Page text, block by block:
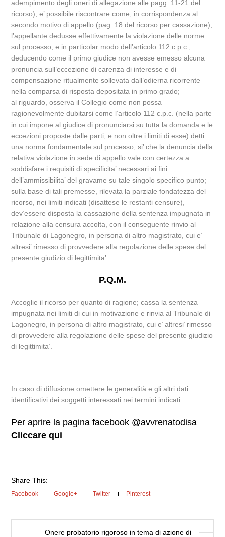
adempimento degli oneri di allegazione alle pagg. 11-21 del
ricorso), e’ possibile riscontrare come, in corrispondenza al
secondo motivo di appello (pag. 18 del ricorso per cassazione),
l’appellante dedusse effettivamente la violazione delle norme
sul processo, e in particolar modo dell’articolo 112 c.p.c.,
deducendo come il primo giudice non avesse emesso alcuna
pronuncia sull’eccezione di carenza di interesse e di
compensazione ritualmente sollevata dall’odierna ricorrente
nella comparsa di risposta depositata in primo grado;
al riguardo, osserva il Collegio come non possa
ragionevolmente dubitarsi come l’articolo 112 c.p.c. (nella parte
in cui impone al giudice di pronunciarsi su tutta la domanda e le
eccezioni proposte dalle parti, e non oltre i limiti di esse) detti
una norma fondamentale sul processo, si’ che la denuncia della
relativa violazione in sede di appello vale con certezza a
soddisfare i requisiti di specificita’ necessari ai fini
dell’ammissibilita’ del gravame su tale singolo specifico punto;
sulla base di tali premesse, rilevata la parziale fondatezza del
ricorso, nei limiti indicati (disattese le restanti censure),
dev’essere disposta la cassazione della sentenza impugnata in
relazione alla censura accolta, con il conseguente rinvio al
Tribunale di Lagonegro, in persona di altro magistrato, cui e’
altresi’ rimesso di provvedere alla regolazione delle spese del
presente giudizio di legittimita’.
P.Q.M.
Accoglie il ricorso per quanto di ragione; cassa la sentenza
impugnata nei limiti di cui in motivazione e rinvia al Tribunale di
Lagonegro, in persona di altro magistrato, cui e’ altresi’ rimesso
di provvedere alla regolazione delle spese del presente giudizio
di legittimita’.
In caso di diffusione omettere le generalità e gli altri dati
identificativi dei soggetti interessati nei termini indicati.
Per aprire la pagina facebook @avvrenatodisa
Cliccare qui
Share This:
Facebook Google+ Twitter Pinterest
Onere probatorio rigoroso in tema di azione di